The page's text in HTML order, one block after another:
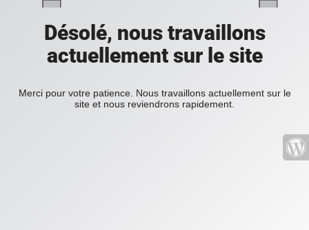
Désolé, nous travaillons
actuellement sur le site
Merci pour votre patience. Nous travaillons actuellement sur le
site et nous reviendrons rapidement.